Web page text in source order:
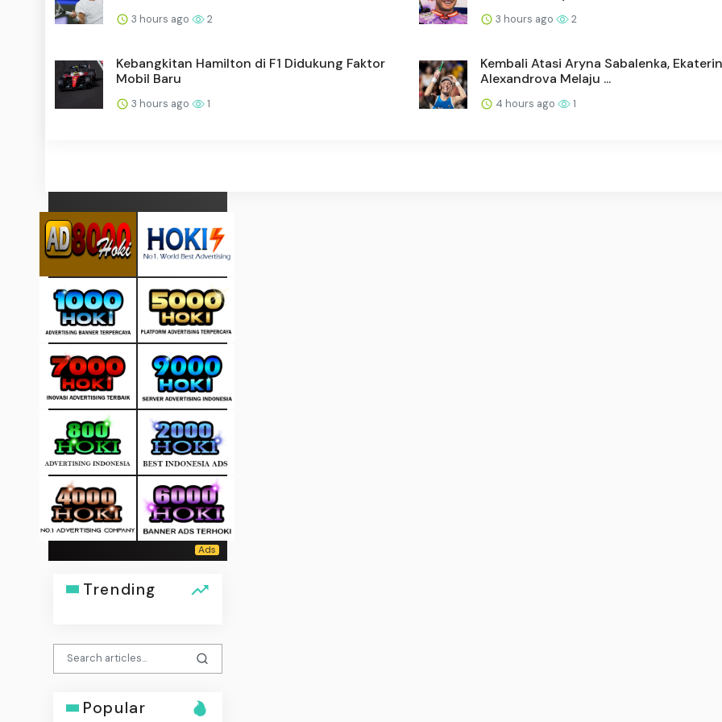
3 hours ago 2 3 hours ago 2
Kebangkitan Hamilton di F1 Didukung Faktor
Mobil Baru
3 hours ago 1
Kembali Atasi Aryna Sabalenka,
Alexandrova Melaju ...
4 hours ago 1
Trending
Popular